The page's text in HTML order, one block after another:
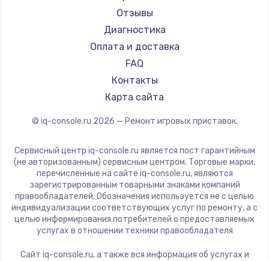
Отзывы
Диагностика
Оплата и доставка
FAQ
Контакты
Карта сайта
© iq-console.ru 2026 — Ремонт игровых приставок.
Сервисный центр iq-console.ru является пост гарантийным
(не авторизованным) сервисным центром. Торговые марки,
перечисленные на сайте iq-console.ru, являются
зарегистрированным товарными знаками компаний
правообладателей. Обозначения используется не с целью
индивидуализации соответствующих услуг по ремонту, а с
целью информирования потребителей о предоставляемых
услугах в отношении техники правообладателя
Сайт iq-console.ru, а также вся информация об услугах и